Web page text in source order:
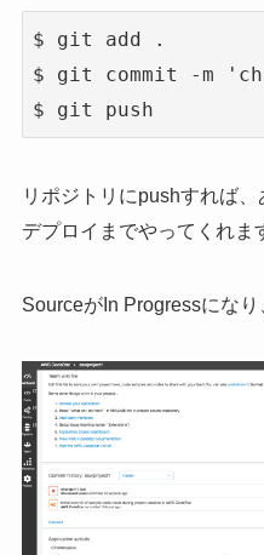
$ git add .
$ git commit -m
$ git push
リポジトリにpushすれば
デプロイまでやってくれま
SourceがIn Progressになり